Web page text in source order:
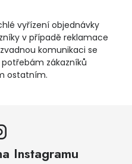
vyřízení objednávky
v případě reklamace
komunikaci se
zákazníků
ostatním.
Instagramu